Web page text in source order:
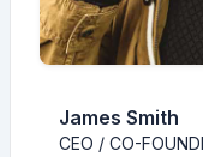
James Smith
CEO / CO-